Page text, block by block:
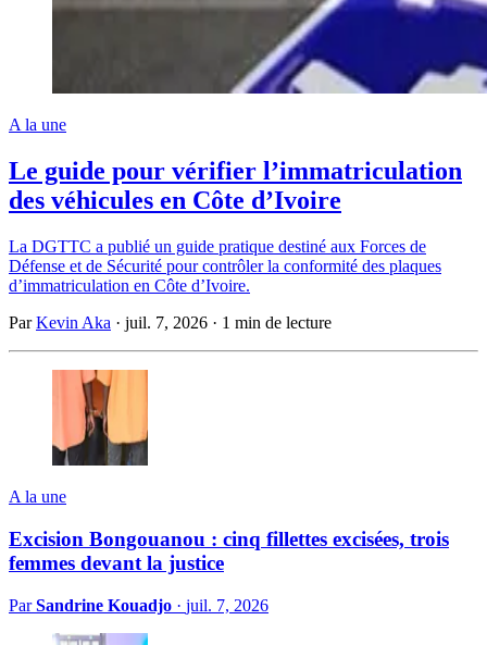
A la une
Le guide pour vérifier l’immatriculation
des véhicules en Côte d’Ivoire
La DGTTC a publié un guide pratique destiné aux Forces de
Défense et de Sécurité pour contrôler la conformité des plaques
d’immatriculation en Côte d’Ivoire.
ParKevin Aka · juil. 7, 2026 · 1 min de lecture
A la une
Excision Bongouanou : cinq fillettes excisées, trois
femmes devant la justice
ParSandrine Kouadjo · juil. 7, 2026